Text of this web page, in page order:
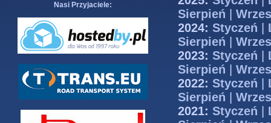
Nasi Przyjaciele:
Sierpień
2024: Styczeń
Sierpień
2023: Styczeń
Sierpień
2022: Styczeń
Sierpień
2021: Styczeń